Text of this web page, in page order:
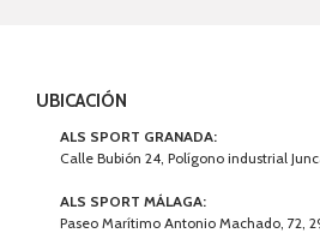
UBICACIÓN
ALS SPORT GRANADA:
Calle Bubión 24, Polígono industrial
ALS SPORT MÁLAGA:
Paseo Marítimo Antonio Machado, 72,